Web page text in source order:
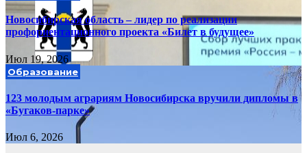
Новосибирская область – лидер по реализации
профориентационного проекта «Билет в будущее»
Июл 19, 2026
Образование
123 молодым аграриям Новосибирска вручили дипломы в
«Бугаков-парке»
Июл 6, 2026